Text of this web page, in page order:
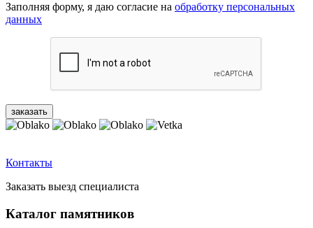
Заполняя форму, я даю согласие на обработку персональных
данных
Контакты
Заказать выезд специалиста
Каталог памятников